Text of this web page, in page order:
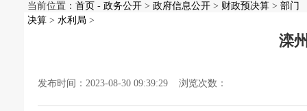
当前位置： 首页 - 政务公开 > 政府信息公开 > 财政预决算 > 部门
决算 > 水利局 >
滦
发布时间：2023-08-30 09:39:29 浏览次数：